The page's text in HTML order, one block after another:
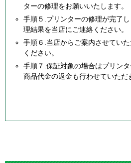
ターの修理をお願いいたします。
手順５.プリンターの修理が完了
理結果を当店にご連絡ください。
手順６.当店からご案内させてい
ください。
手順７.保証対象の場合はプリンタ
商品代金の返金も行わせていただ